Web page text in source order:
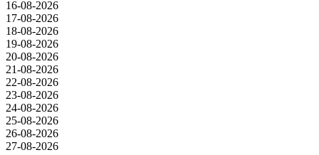
16-08-2026
17-08-2026
18-08-2026
19-08-2026
20-08-2026
21-08-2026
22-08-2026
23-08-2026
24-08-2026
25-08-2026
26-08-2026
27-08-2026